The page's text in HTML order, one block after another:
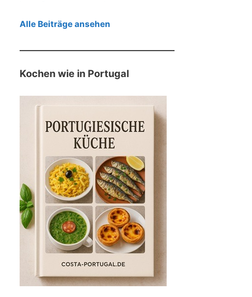
Alle Beiträge ansehen
Kochen wie in Portugal